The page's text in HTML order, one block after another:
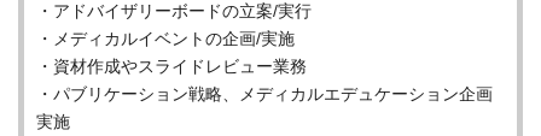
・アドバイザリーボードの立案/実行
・メディカルイベントの企画/実施
・資材作成やスライドレビュー業務
・パブリケーション戦略、メディカルエデュケーション企画
実施